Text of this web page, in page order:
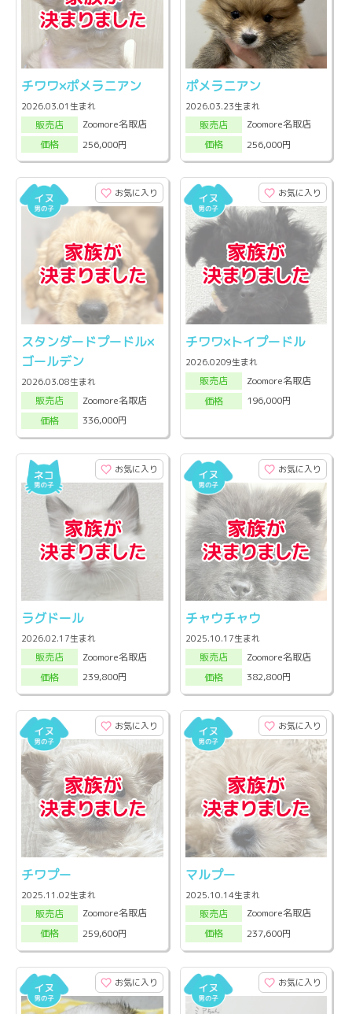
チワワ×ポメラニアン
2026.03.01生まれ
販売店
Zoomore名取店
価格
256,000円
ポメラニアン
2026.03.23生まれ
販売店
Zoomore名取店
価格
256,000円
お気に入り
スタンダードプードル×
ゴールデン
2026.03.08生まれ
販売店
Zoomore名取店
価格
336,000円
お気に入り
チワワ×トイプードル
2026.0209生まれ
販売店
Zoomore名取店
価格
196,000円
お気に入り
ラグドール
2026.02.17生まれ
販売店
Zoomore名取店
価格
239,800円
お気に入り
チャウチャウ
2025.10.17生まれ
販売店
Zoomore名取店
価格
382,800円
お気に入り
チワプー
2025.11.02生まれ
販売店
Zoomore名取店
価格
259,600円
お気に入り
マルプー
2025.10.14生まれ
販売店
Zoomore名取店
価格
237,600円
お気に入り お気に入り